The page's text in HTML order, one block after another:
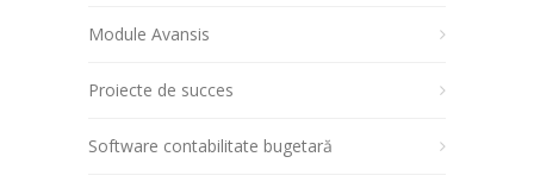
Module Avansis
Proiecte de succes
Software contabilitate bugetară